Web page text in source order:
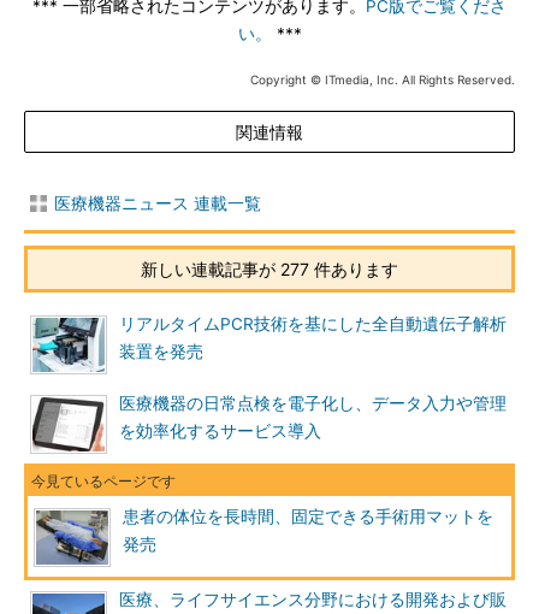
*** 一部省略されたコンテンツがあります。 PC版でご覧くださ
い。
***
Copyright © ITmedia, Inc. All Rights Reserved.
関連情報
医療機器ニュース 連載一覧
新しい連載記事が 277 件あります
リアルタイムPCR技術を基にした全自動遺伝子解析
装置を発売
医療機器の日常点検を電子化し、データ入力や管理
を効率化するサービス導入
患者の体位を長時間、固定できる手術用マットを
発売
医療、ライフサイエンス分野における開発および販